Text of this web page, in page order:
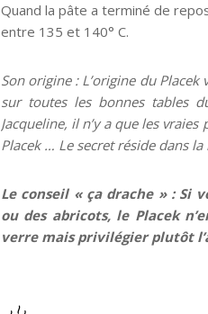
Quand la pâte a terminé de
entre 135 et 140° C.
Son origine : L’origine du Placek
sur toutes les bonnes tables
Jacqueline, il n’y a que les
Placek … Le secret réside dans
Le conseil « ça drache » : Si
ou des abricots, le Placek
verre mais privilégier plutôt